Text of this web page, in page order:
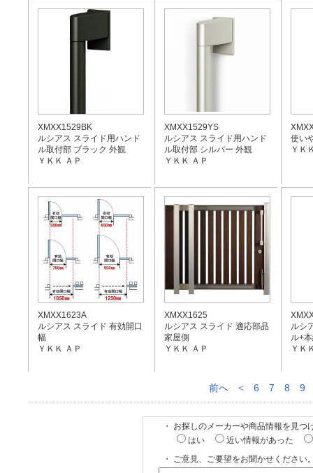
XMXX1529BK
ルシアス スライド用ハンド
ル取付部 ブラック 外観
ＹＫＫ ＡＰ
XMXX1529YS
ルシアス スライド用ハンド
ル取付部 シルバー 外観
ＹＫＫ ＡＰ
使い
ＹＫ
XMXX1623A
ルシアス スライド 有効開口
幅
ＹＫＫ ＡＰ
XMXX1625
ルシアス スライド 適応部品
家屋側
ＹＫＫ ＡＰ
ルシ
ル+
ＹＫ
前へ < 6 7 8 9
・ お探しのメーカーや商品情報を見つ
はい
近い情報があった
・ ご意見、ご要望をお聞かせください